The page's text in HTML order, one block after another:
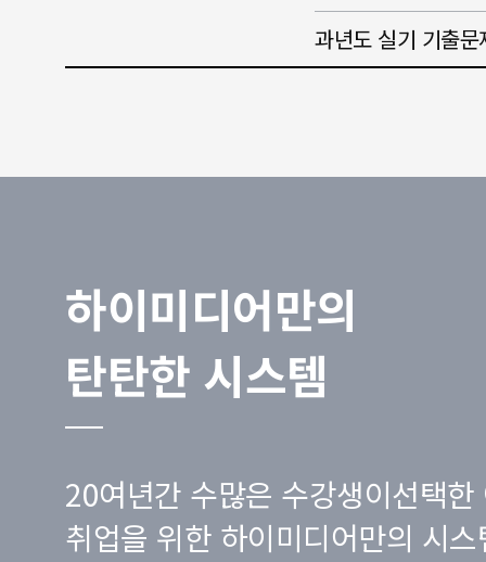
과년도 실기 기출문
하이미디어만의
탄탄한 시스템
20여년간 수많은 수강생이선택한
취업을 위한 하이미디어만의 시